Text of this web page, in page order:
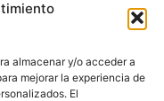
almacenar y/o acceder a
mejorar la experiencia de
El